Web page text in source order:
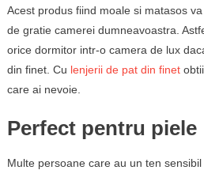
Acest produs fiind moale si matasos
de gratie camerei dumneavoastra.
orice dormitor intr-o camera de lux
din finet. Cu lenjerii de pat din finetobtii
care ai nevoie.
Perfect pentru piele
Multe persoane care au un ten